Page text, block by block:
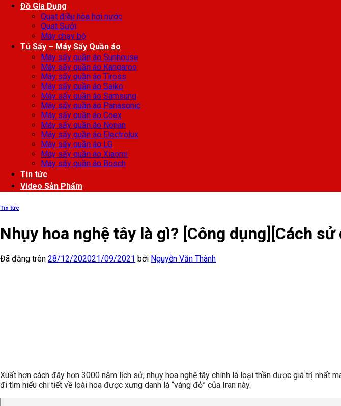
Đồ Gia Dụng
Quạt điều hòa hơi nước
Quạt Sưởi
Máy chạy bộ
Tủ Sấy – Máy Sấy Quần áo
Máy sấy quần áo Sunhouse
Máy sấy quần áo Kangaroo
Máy sấy quần áo Tiross
Máy sấy quần áo Saiko
Máy sấy quần áo Samsung
Máy sấy quần áo Panasonic
Máy sấy quần áo Coex
Máy sấy quần áo Nonan
Máy sấy quần áo Electrolux
Máy sấy quần áo LG
Máy sấy quần áo Xiaomi
Máy sấy quần áo Bosch
Tin tức
Video Sản Phẩm
Tin tức
Nhụy hoa nghệ tây là gì? [Công dụng][Cách
Đã đăng trên 28/12/202021/09/2021 bởi Nguyễn Văn Thành
Xuất hơn cách đây hơn 3000 năm lịch sử, nhụy hoa nghệ tây chính là loại thần dược giá trị nhất
đi tìm hiểu chi tiết về loài hoa được xưng danh là “vàng đỏ” của Iran này.